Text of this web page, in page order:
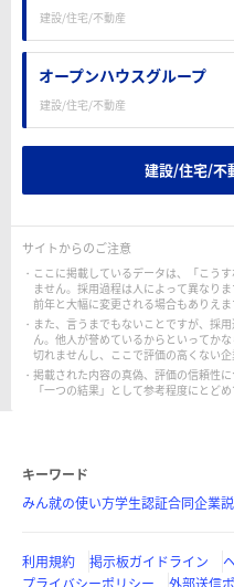
建設/住宅/不動産
オープンハウスグループ
建設/住宅/不動産
建設/住宅/不
サイトからのご注意
ここに掲載しているデータは、「こう
ません。採用過程は人によって異なり
前年と大幅に変更される場合もありえま
また、言うまでもないことですが、採
ん。他人が誉めているからといってか
切れませんし、ここで評価の高くない
掲載された内容の真偽、評価の信頼性
「一つの結果」として参考程度にとどめ
キーワード
みん就の使い方学生認証合同企業
利用規約 掲示板ガイドライン